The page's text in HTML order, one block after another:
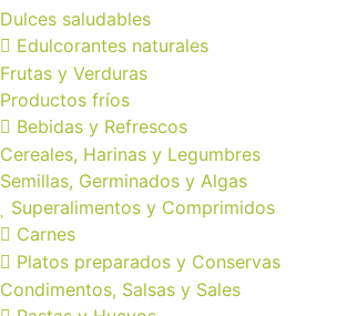
Dulces saludables
Edulcorantes naturales
Frutas y Verduras
Productos fríos
Bebidas y Refrescos
Cereales, Harinas y Legumbres
Semillas, Germinados y Algas
Superalimentos y Comprimidos
Carnes
Platos preparados y Conservas
Condimentos, Salsas y Sales